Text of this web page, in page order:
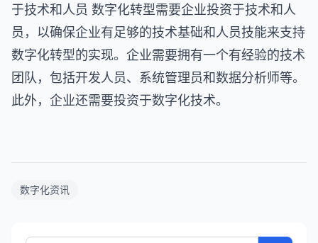
于技术和人员 数字化转型需要企业投资于技术和人
员，以确保企业有足够的技术基础和人员技能来支持
数字化转型的实现。企业需要拥有一个有经验的技术
团队，包括开发人员、系统管理员和数据分析师等。
此外，企业还需要投资于数字化技术。
数字化资讯